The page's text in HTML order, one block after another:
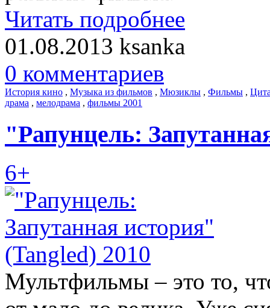
Читать подробнее
01.08.2013 ksanka
0 комментариев
История кино , Музыка из фильмов , Мюзиклы , Фильмы ,
драма , мелодрама , фильмы 2001
"Рапунцель:
6+
Мультфильмы – это то,